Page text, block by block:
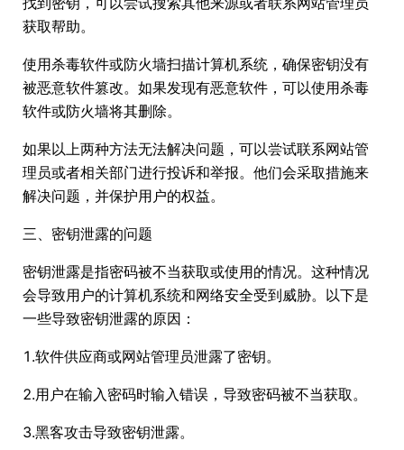
获取帮助。
使用杀毒软件或防火墙扫描计算机系统，确保密钥没有
被恶意软件篡改。如果发现有恶意软件，可以使用杀毒
软件或防火墙将其删除。
如果以上两种方法无法解决问题，可以尝试联系网站管
理员或者相关部门进行投诉和举报。他们会采取措施来
解决问题，并保护用户的权益。
三、密钥泄露的问题
密钥泄露是指密码被不当获取或使用的情况。这种情况
会导致用户的计算机系统和网络安全受到威胁。以下是
一些导致密钥泄露的原因：
1.软件供应商或网站管理员泄露了密钥。
2.用户在输入密码时输入错误，导致密码被不当获取。
3.黑客攻击导致密钥泄露。